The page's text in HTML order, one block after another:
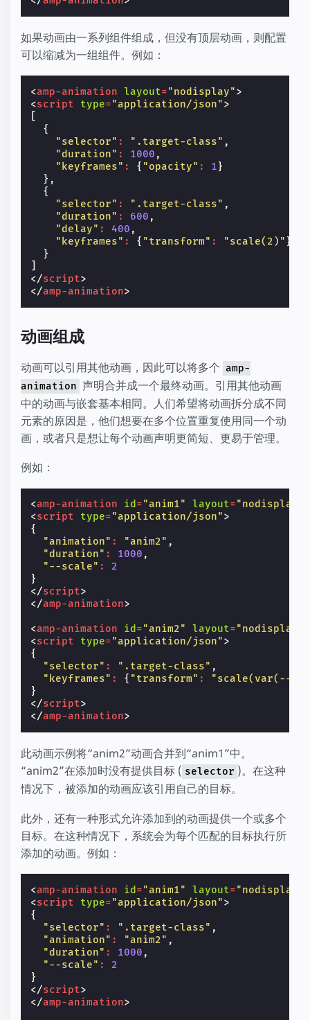
如果动画由一系列组件组成，但没有顶层动画，则配置
可以缩减为一组组件。例如：
<amp-animation layout="nodisplay">
<script type="application/json">
{
"selector" : ".target-class" ,
"duration" : 1000 ,
"keyframes" : { "opacity" : 1}
},
{
"selector" : ".target-class" ,
"duration" : 600 ,
"delay" : 400 ,
"keyframes" : { "transform" : "scale(2)" }
}
</script>
</amp-animation>
动画组成
动画可以引用其他动画，因此可以将多个 amp-
animation 声明合并成一个最终动画。引用其他动画
中的动画与嵌套基本相同。人们希望将动画拆分成不同
元素的原因是，他们想要在多个位置重复使用同一个动
画，或者只是想让每个动画声明更简短、更易于管理。
例如：
<amp-animation id ="anim1" layout="nodisplay"
<script type="application/json">
{
"animation" : "anim2" ,
"duration" : 1000 ,
"--scale" :
2
}
</script>
</amp-animation>
<amp-animation id ="anim2" layout="nodisplay"
<script type="application/json">
{
"selector" : ".target-class" ,
"keyframes" : { "transform" :
"scale(var(--
}
</script>
</amp-animation>
此动画示例将“anim2”动画合并到“anim1”中。
“anim2”在添加时没有提供目标 ( selector )。在这种
情况下，被添加的动画应该引用自己的目标。
此外，还有一种形式允许添加到的动画提供一个或多个
目标。在这种情况下，系统会为每个匹配的目标执行所
添加的动画。例如：
<amp-animation id ="anim1" layout="nodisplay"
<script type="application/json">
{
"selector" : ".target-class" ,
"animation" : "anim2" ,
"duration" : 1000 ,
"--scale" :
2
}
</script>
</amp-animation>